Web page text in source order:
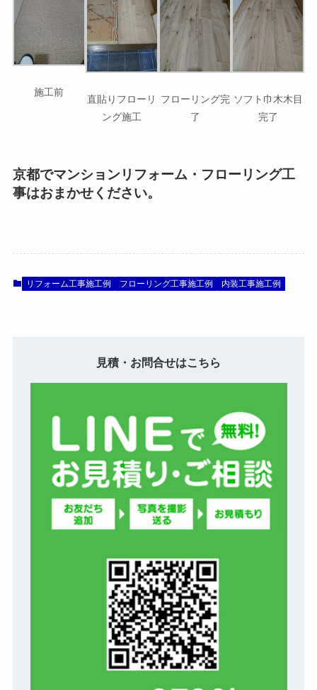
施工前
直貼りフローリ
ング施工
フローリング完
了
ソフト巾木木目
完了
京都でマンションリフォーム・フローリング工
事はおまかせください。
リフォーム工事施工例 フローリング工事施工例 内装工事施工例
見積・お問合せはこちら